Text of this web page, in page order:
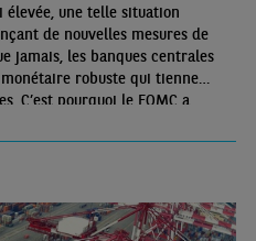
élevée, une telle situation
de nouvelles mesures de
jamais, les banques centrales
robuste qui tienne
C’est pourquoi le FOMC a